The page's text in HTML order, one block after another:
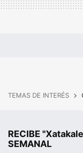
TEMAS DE INTERÉS
RECIBE
SEMANAL